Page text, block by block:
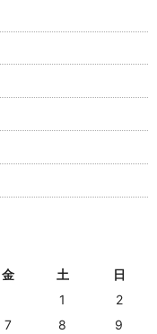
金 土
日
1
2
7 8
9